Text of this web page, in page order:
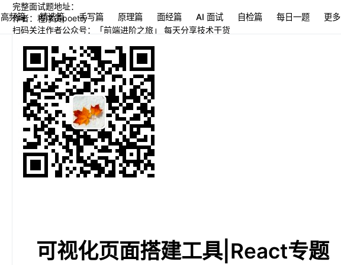
高频篇 精选篇 手写篇 原理篇 面经篇 AI 面试 自检篇 每日一题 更多
完整面试题地址：
作者：程序员poetry
扫码关注作者公众号：「前端进阶之旅」 每天分享技术干货
可视化页面搭建工具|React专题